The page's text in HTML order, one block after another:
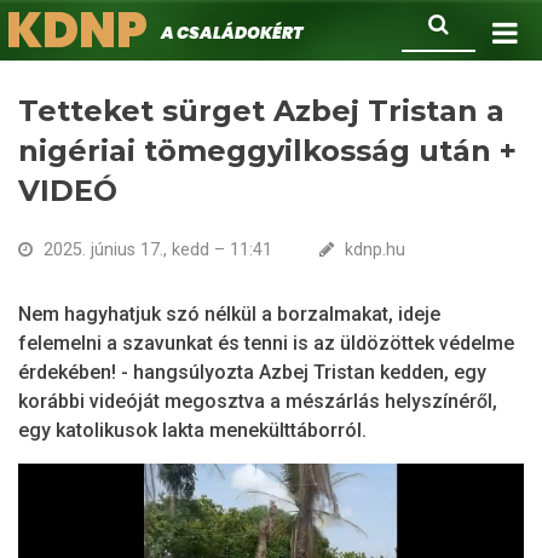
Ugrás
a
Keresés
KDNPA családokért.
Tetteket sürget Azbej Tristan a
nigériai tömeggyilkosság után +
VIDEÓ
2025. június 17., kedd – 11:41 kdnp.hu
Nem hagyhatjuk szó nélkül a borzalmakat, ideje
felemelni a szavunkat és tenni is az üldözöttek védelme
érdekében! - hangsúlyozta Azbej Tristan kedden, egy
korábbi videóját megosztva a mészárlás helyszínéről,
egy katolikusok lakta menekülttáborról.